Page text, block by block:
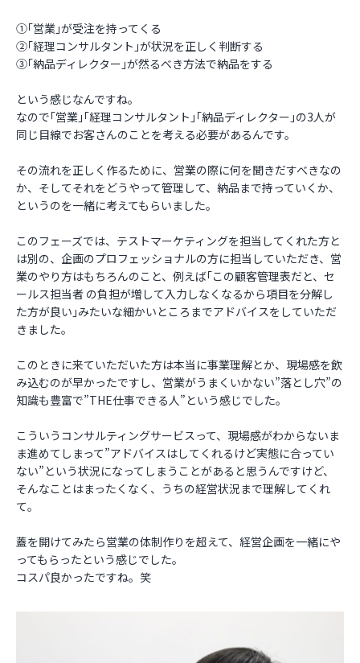
①｢営業｣が受注を持ってくる
②｢経理コンサルタント｣が状況を正しく判断する
③｢納品ディレクター｣が然るべき方法で納品をする
という感じなんですね。
なので｢営業｣｢経理コンサルタント｣｢納品ディレクター｣の3人が
同じ目線でお客さんのことを考える必要があるんです。
その流れを正しく作るために、営業の際に何を聞きだすべきなの
か、そしてそれをどうやって管理して、納品まで持っていくか、
というのを一緒に考えてもらいました。
このフェーズでは、テストマーケティングを担当してくれた方と
は別の、企画のプロフェッショナルの方に担当していただき、営
業のやり方はもちろんのこと、例えば｢この顧客管理表だと、セ
ールス担当者 の負担が増して入力しなくなるから項目を分解し
た方が良い｣みたいな細かいところまでアドバイスをしていただ
きました。
このときに来ていただいた方は本当に事業理解とか、現場感を飲
み込むのが早かったですし、営業がうまくいかない”落とし穴”の
知識も豊富で”THE仕事できる人”という感じでした。
こういうコンサルティングサービスって、現場感がわからないま
ま進めてしまって”アドバイスはしてくれるけど実態に合ってい
ない”という状況になってしまうことがあると思うんですけど、
そんなことはまったくなく、うちの経営状況まで理解してくれ
て。
蓋を開けてみたら営業の体制作りを超えて、経営企画を一緒にや
ってもらったという感じでした。
コスパ良かったですね。笑